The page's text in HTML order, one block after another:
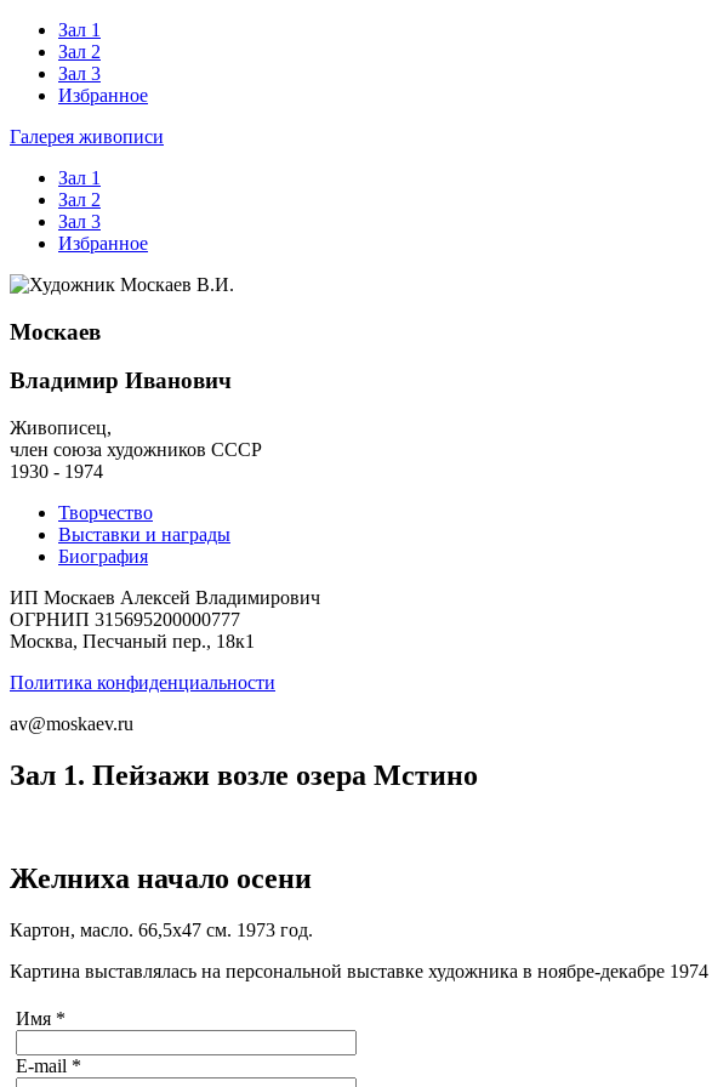
Зал 1
Зал 2
Зал 3
Избранное
Галерея живописи
Зал 1
Зал 2
Зал 3
Избранное
Москаев
Владимир Иванович
Живописец,
член союза художников СССР
1930 - 1974
Творчество
Выставки и награды
Биография
ИП Москаев Алексей Владимирович
ОГРНИП 315695200000777
Москва, Песчаный пер., 18к1
Политика конфиденциальности
av@moskaev.ru
Зал 1. Пейзажи возле озера Мстино
Желниха начало осени
Картон, масло. 66,5х47 см. 1973 год.
Картина выставлялась на персональной выставке художника в ноябре-декабре
Имя *
E-mail *